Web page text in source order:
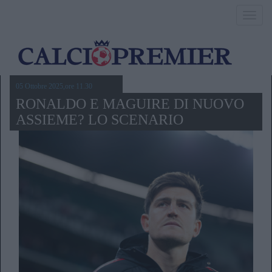
05 Ottobre 2025,ore 11.30
RONALDO E MAGUIRE DI NUOVO
ASSIEME? LO SCENARIO